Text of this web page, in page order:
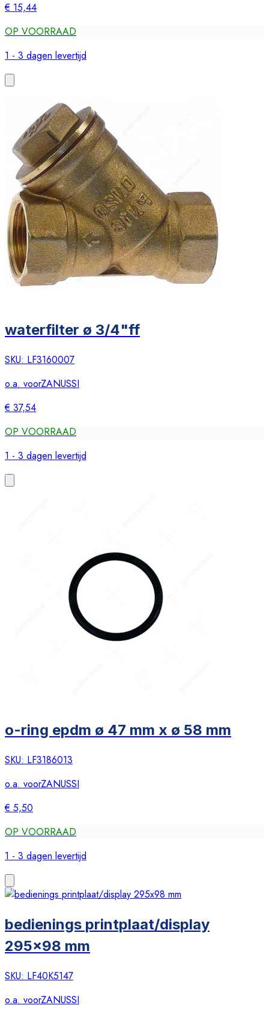
€ 15,44
OP VOORRAAD
1 - 3 dagen levertijd
waterfilter ø 3/4"ff
SKU: LF3160007
o.a. voorZANUSSI
€ 37,54
OP VOORRAAD
1 - 3 dagen levertijd
o-ring epdm ø 47 mm x ø 58 mm
SKU: LF3186013
o.a. voorZANUSSI
€ 5,50
OP VOORRAAD
1 - 3 dagen levertijd
bedienings printplaat/display
295x98 mm
SKU: LF40K5147
o.a. voorZANUSSI